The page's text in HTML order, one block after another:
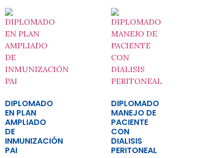
DIPLOMADO
EN PLAN
AMPLIADO
DE
INMUNIZACIÓN
PAI
DIPLOMADO
MANEJO DE
PACIENTE
CON
DIALISIS
PERITONEAL